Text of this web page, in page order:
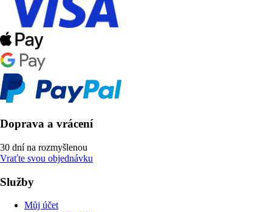
Doprava a vrácení
30 dní na rozmyšlenou
Vraťte svou objednávku
Služby
Můj účet